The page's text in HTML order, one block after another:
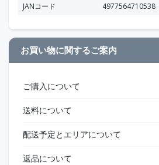
JANコード
4977564710538
お買い物に関するご案内
ご購入について
送料について
配送予定とエリアについて
返品について